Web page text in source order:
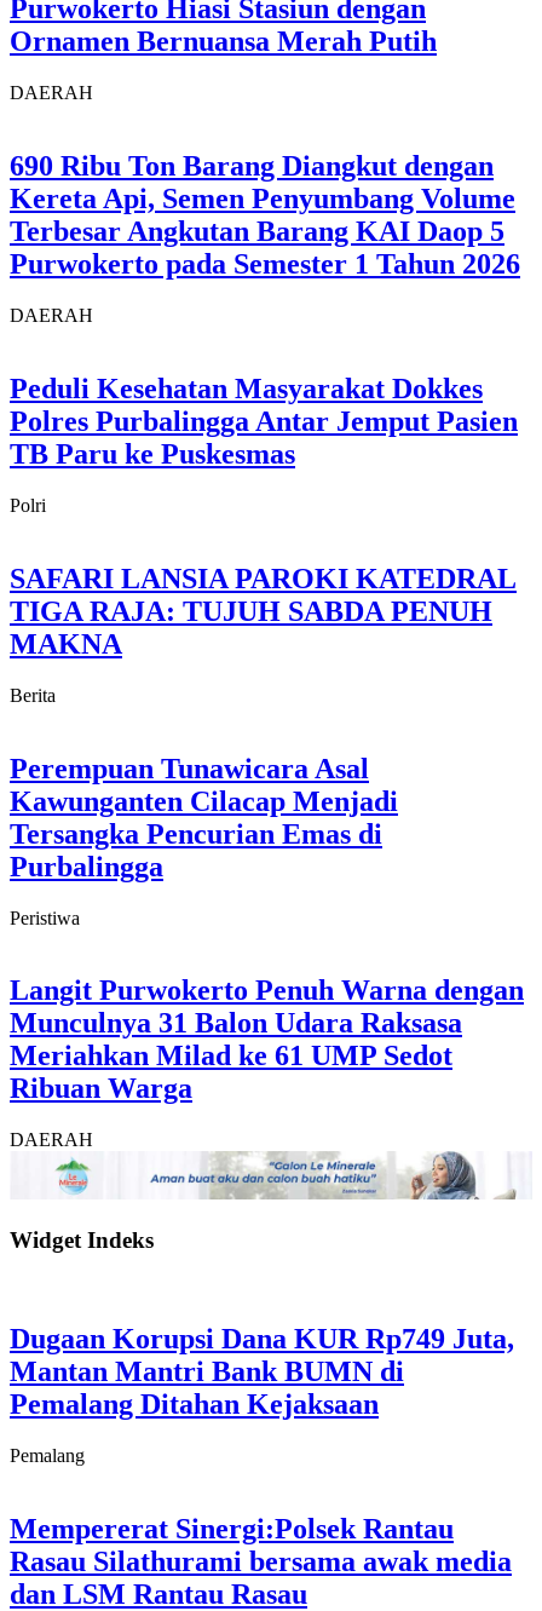
Purwokerto Hiasi Stasiun dengan
Ornamen Bernuansa Merah Putih
DAERAH
690 Ribu Ton Barang Diangkut dengan
Kereta Api, Semen Penyumbang Volume
Terbesar Angkutan Barang KAI Daop 5
Purwokerto pada Semester 1 Tahun 2026
DAERAH
Peduli Kesehatan Masyarakat Dokkes
Polres Purbalingga Antar Jemput Pasien
TB Paru ke Puskesmas
Polri
SAFARI LANSIA PAROKI KATEDRAL
TIGA RAJA: TUJUH SABDA PENUH
MAKNA
Berita
Perempuan Tunawicara Asal
Kawunganten Cilacap Menjadi
Tersangka Pencurian Emas di
Purbalingga
Peristiwa
Langit Purwokerto Penuh Warna dengan
Munculnya 31 Balon Udara Raksasa
Meriahkan Milad ke 61 UMP Sedot
Ribuan Warga
DAERAH
Widget Indeks
Dugaan Korupsi Dana KUR Rp749 Juta,
Mantan Mantri Bank BUMN di
Pemalang Ditahan Kejaksaan
Pemalang
Mempererat Sinergi:Polsek Rantau
Rasau Silathurami bersama awak media
dan LSM Rantau Rasau